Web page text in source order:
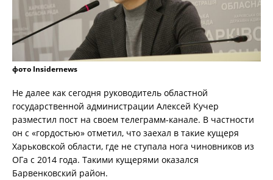
фото Insidernews
Не далее как сегодня руководитель областной
государственной администрации Алексей Кучер
разместил пост на своем телеграмм-канале. В частности
он с «гордостью» отметил, что заехал в такие кущеря
Харьковской области, где не ступала нога чиновников из
ОГа с 2014 года. Такими кущерями оказался
Барвенковский район.